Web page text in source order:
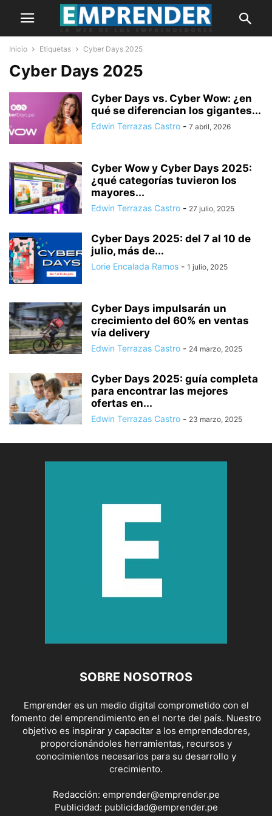
Inicio Etiquetas Cyber Days 2025
Cyber Days 2025
Cyber Days vs. Cyber Wow: ¿en
qué se diferencian los gigantes...
Edwin Terrazas Castro - 7 abril, 2026
Cyber Wow y Cyber Days 2025:
¿qué categorías tuvieron los
mayores...
Edwin Terrazas Castro - 27 julio, 2025
Cyber Days 2025: del 7 al 10 de
julio, más de...
Lorie Encalada Ramos - 1 julio, 2025
Cyber Days impulsarán un
crecimiento del 60% en ventas
vía delivery
Edwin Terrazas Castro - 24 marzo, 2025
Cyber Days 2025: guía completa
para encontrar las mejores
ofertas en...
Edwin Terrazas Castro - 23 marzo, 2025
SOBRE NOSOTROS
Emprender es un medio digital comprometido con el
fomento del emprendimiento en el norte del país. Nuestro
objetivo es inspirar y capacitar a los emprendedores,
proporcionándoles herramientas, recursos y
conocimientos necesarios para su desarrollo y
crecimiento.
Redacción: emprender@emprender.pe
Publicidad: publicidad@emprender.pe